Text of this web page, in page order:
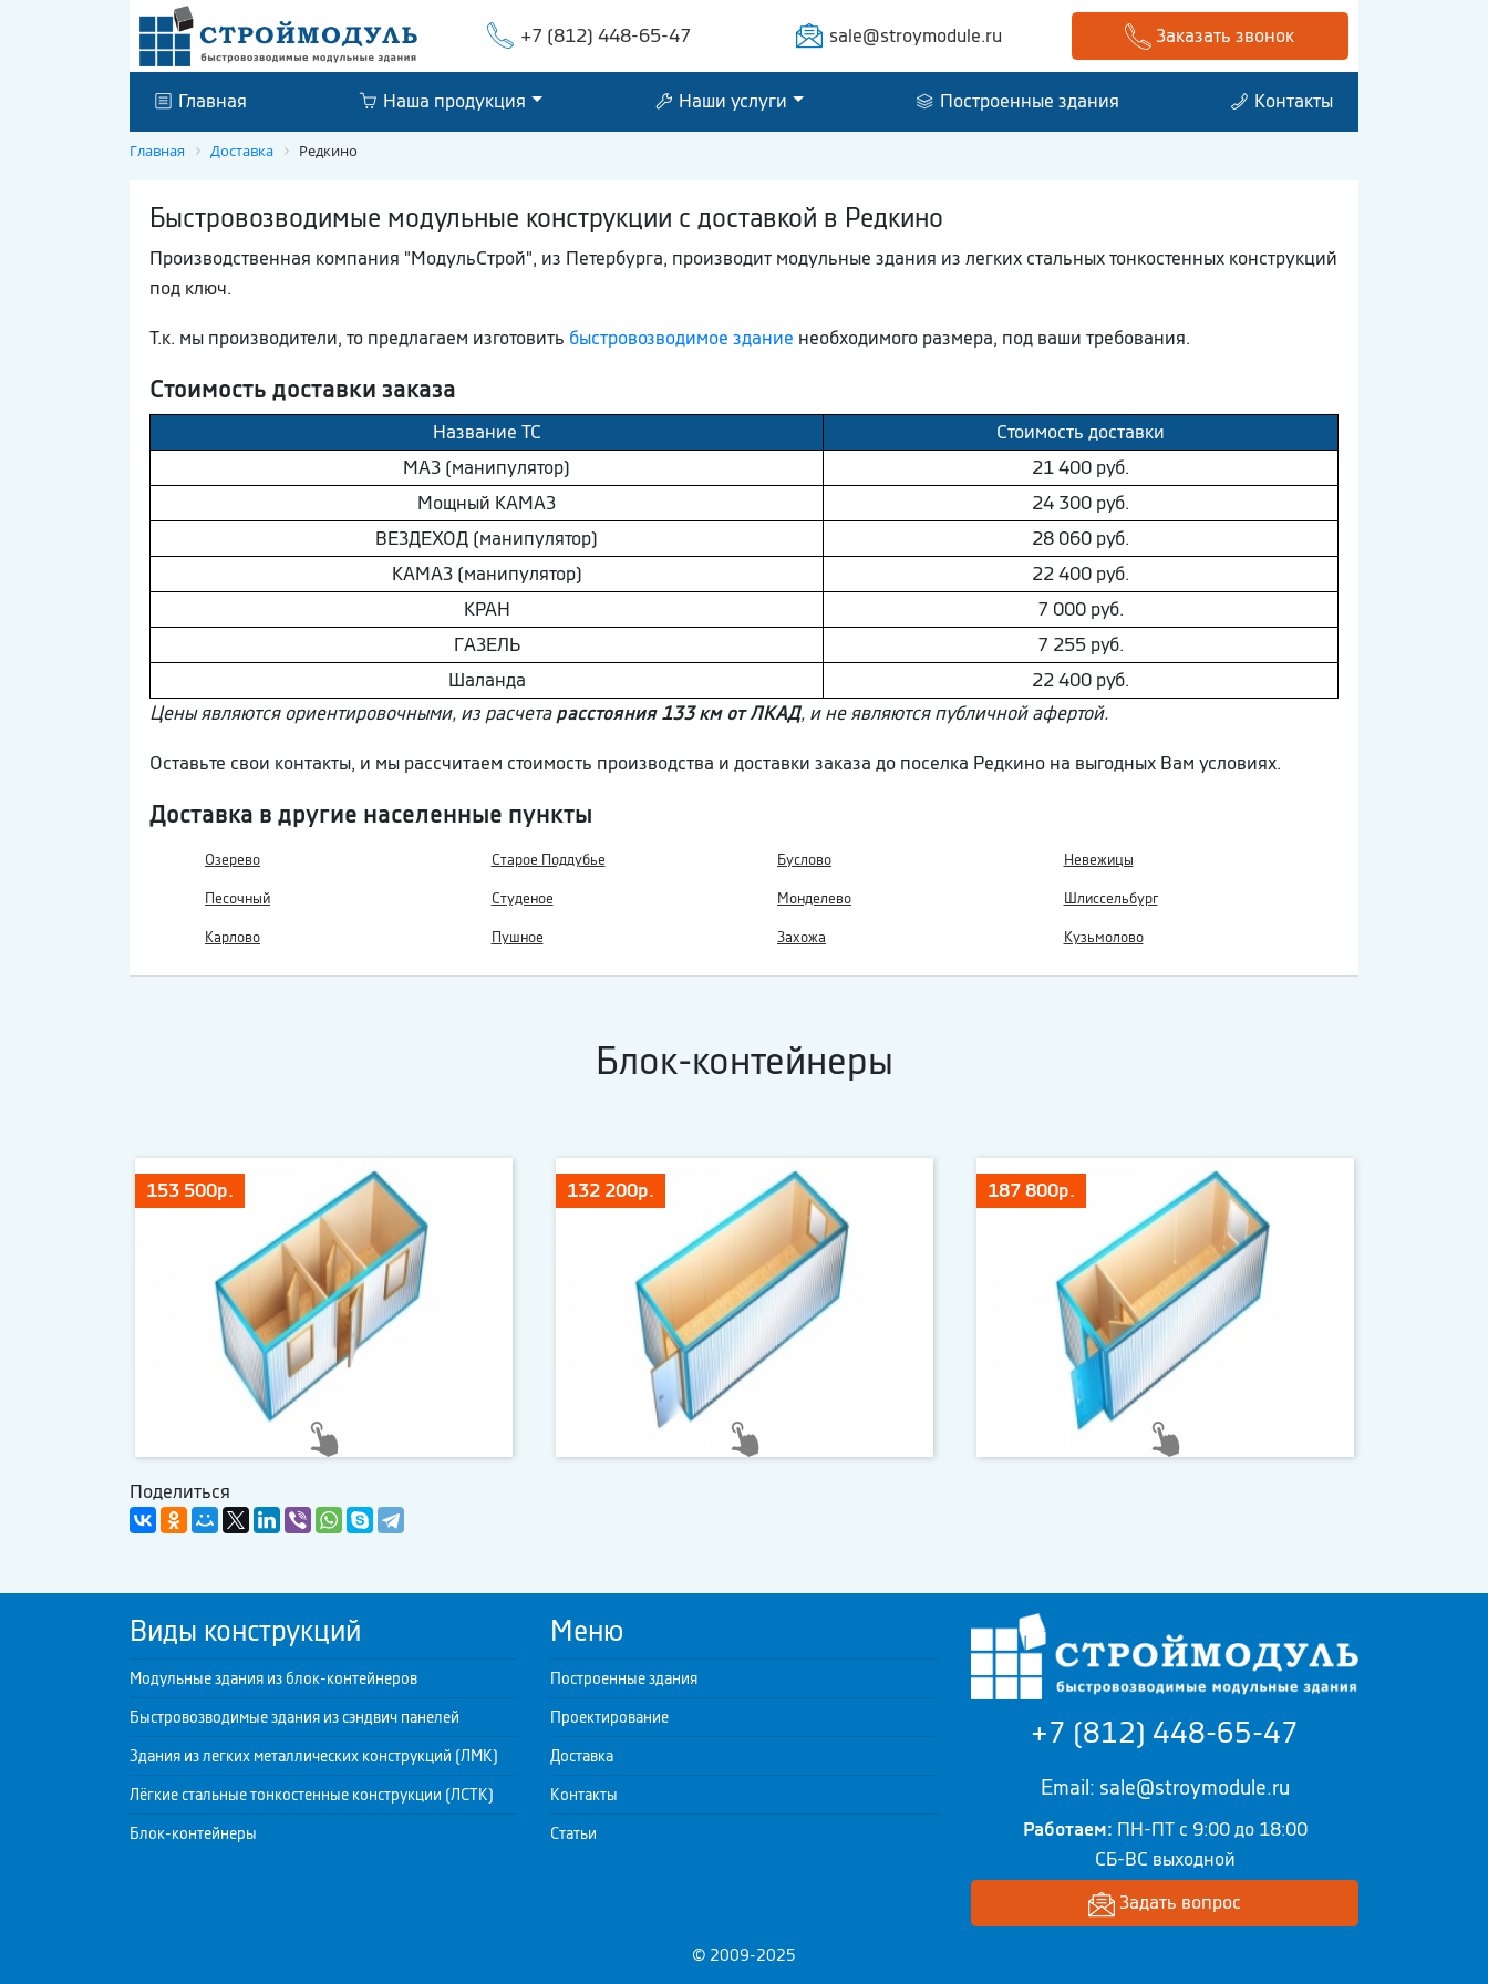
+7 (812) 448-65-47 sale@stroymodule.ru Заказать звонок
Главная Наша продукция Наши услуги Построенные здания Контакты
Главная Доставка Редкино
Быстровозводимые модульные конструкции с доставкой в Редкино
Производственная компания "МодульСтрой", из Петербурга, производит модульные здания из легких стальных тонкостенных конструкций
под ключ.
Т.к. мы производители, то предлагаем изготовить быстровозводимое здание необходимого размера, под ваши требования.
Стоимость доставки заказа
Название ТС
Стоимость доставки
МAЗ (манипулятор)
21 400 руб.
Мощный КAМAЗ
24 300 руб.
ВEЗДEХОД (манипулятор)
28 060 руб.
КAМAЗ (манипулятор)
22 400 руб.
КРАН
7 000 руб.
ГAЗEЛЬ
7 255 руб.
Шaлaнда
22 400 руб.
Цены являются ориентировочными, из расчетарасстояния 133 км от ЛКАД, и не являются публичной афертой.
Оставьте свои контакты, и мы рассчитаем стоимость производства и доставки заказа до поселка Редкино на выгодных Вам условиях.
Доставка в другие населенные пункты
Озерево Старое Поддубье Буслово Невежицы
Песочный Студеное Монделево Шлиссельбург
Карлово Пушное Захожа Кузьмолово
Блок-контейнеры
153 500р. 132 200р. 187 800р.
Поделиться
Виды конструкций
Модульные здания из блок-контейнеров
Быстровозводимые здания из сэндвич панелей
Здания из легких металлических конструкций (ЛМК)
Лёгкие стальные тонкостенные конструкции (ЛСТК)
Блок-контейнеры
Меню
Построенные здания
Проектирование
Доставка
Контакты
Статьи
+7 (812) 448-65-47
Email: sale@stroymodule.ru
Работаем: ПН-ПТ с 9:00 до 18:00
СБ-ВС выходной
Задать вопрос
© 2009-2025